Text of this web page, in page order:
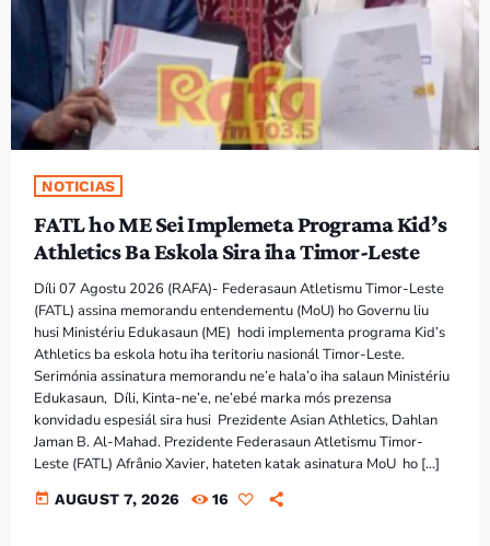
PROGRAMA SIRA
VÍDEO SIRA
EVENTU SIRA
KONTAKTU SIRA
TÉTUM
TÉTUM
PORTUGUÊS
PRÓXIMOS PROGRAMAS
Bom dia RAFA
7:00 AM - 10:00 AM
Bom dia RAFA
NOTICIAS
FATL ho ME Sei Implemeta Programa Kid’s
Athletics Ba Eskola Sira iha Timor-Leste
Díli 07 Agostu 2026 (RAFA)- Federasaun Atletismu Timor-Leste
(FATL) assina memorandu entendementu (MoU) ho Governu liu
husi Ministériu Edukasaun (ME) hodi implementa programa Kid’s
Athletics ba eskola hotu iha teritoriu nasionál Timor-Leste.
Serimónia assinatura memorandu ne’e hala’o iha salaun Ministériu
Edukasaun, Díli, Kinta-ne’e, ne’ebé marka mós prezensa
konvidadu espesiál sira husi Prezidente Asian Athletics, Dahlan
Jaman B. Al-Mahad. Prezidente Federasaun Atletismu Timor-
Leste (FATL) Afrânio Xavier, hateten katak asinatura MoU ho […]
today AUGUST 7, 2026 16